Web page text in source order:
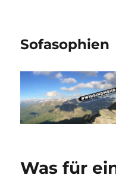
Sofasophien
Was für